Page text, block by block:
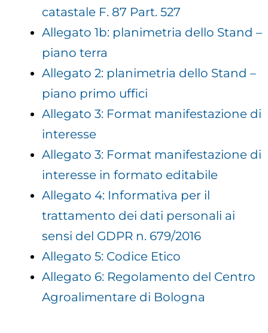
catastale F. 87 Part. 527
Allegato 1b: planimetria dello Stand –
piano terra
Allegato 2: planimetria dello Stand –
piano primo uffici
Allegato 3: Format manifestazione di
interesse
Allegato 3: Format manifestazione di
interesse in formato editabile
Allegato 4: Informativa per il
trattamento dei dati personali ai
sensi del GDPR n. 679/2016
Allegato 5: Codice Etico
Allegato 6: Regolamento del Centro
Agroalimentare di Bologna